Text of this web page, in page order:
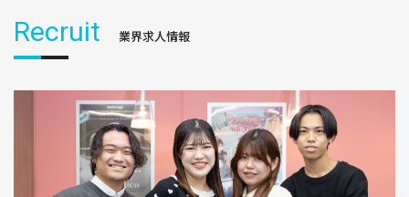
Recruit 業界求人情報